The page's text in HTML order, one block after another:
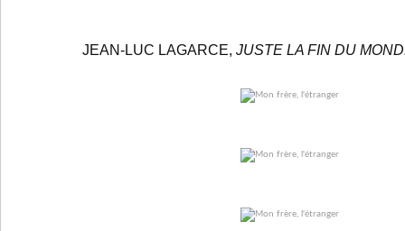
JEAN-LUC LAGARCE, JUSTE LA FIN DU